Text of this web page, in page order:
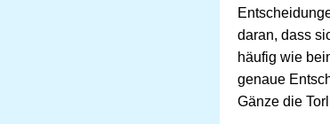
daran, dass
häufig wie
genaue
Gänze die